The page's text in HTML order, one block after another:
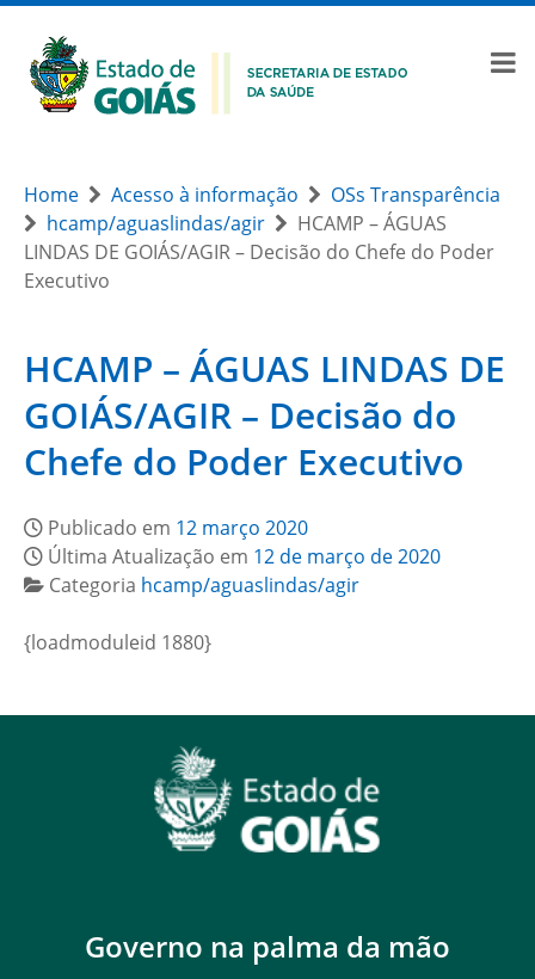
Home Acesso à informação
OSs Transparência
hcamp/aguaslindas/agir
HCAMP – ÁGUAS
LINDAS DE GOIÁS/AGIR – Decisão do Chefe do Poder
Executivo
HCAMP – ÁGUAS LINDAS DE
GOIÁS/AGIR – Decisão do
Chefe do Poder Executivo
Publicado em 12 março 2020
Última Atualização em 12 de março de 2020
Categoria hcamp/aguaslindas/agir
{loadmoduleid 1880}
Governo na palma da mão